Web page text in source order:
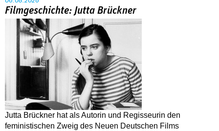
Filmgeschichte: Jutta Brückner
Jutta Brückner hat als Autorin und Regisseurin den
feministischen Zweig des Neuen Deutschen Films